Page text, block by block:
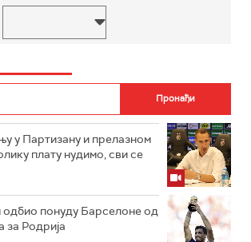
у Партизану и прелазном
плату нудимо, сви се
одбио понуду Барселоне од
за Родрија